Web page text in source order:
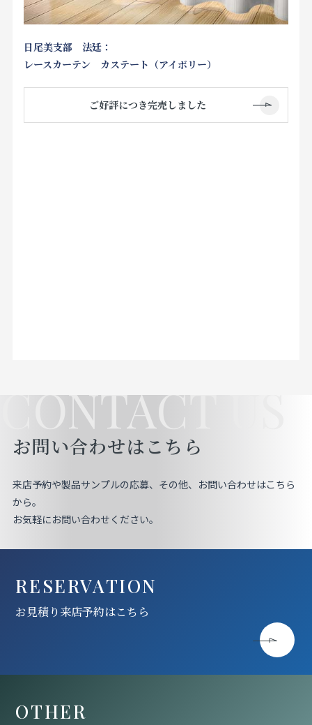
日尾美支部 法廷：
レースカーテン カステート（アイボリー）
ご好評につき完売しました
CONTACT US
お問い合わせはこちら
来店予約や製品サンプルの応募、その他、お問い合わせはこちら
から。
お気軽にお問い合わせください。
RESERVATION
お見積り来店予約はこちら
OTHER